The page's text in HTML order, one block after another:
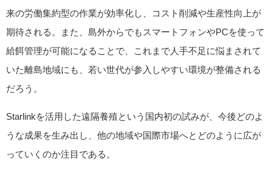
来の労働集約型の作業が効率化し、コスト削減や生産性向上が
期待される。また、島外からでもスマートフォンやPCを使って
給餌管理が可能になることで、これまで人手不足に悩まされて
いた離島地域にも、若い世代が参入しやすい環境が整備される
だろう。
Starlinkを活用した遠隔養殖という国内初の試みが、今後どのよ
うな成果を生み出し、他の地域や国際市場へとどのように広が
っていくのか注目である。